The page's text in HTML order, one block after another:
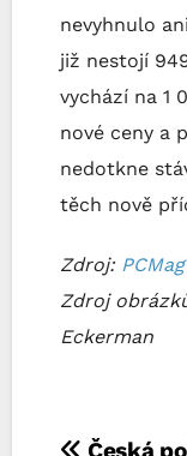
nevyhnulo
již nestojí
vychází na 1
nové ceny a
nedotkne
těch nově
Zdroj: PCMag
Zdroj
Eckerman